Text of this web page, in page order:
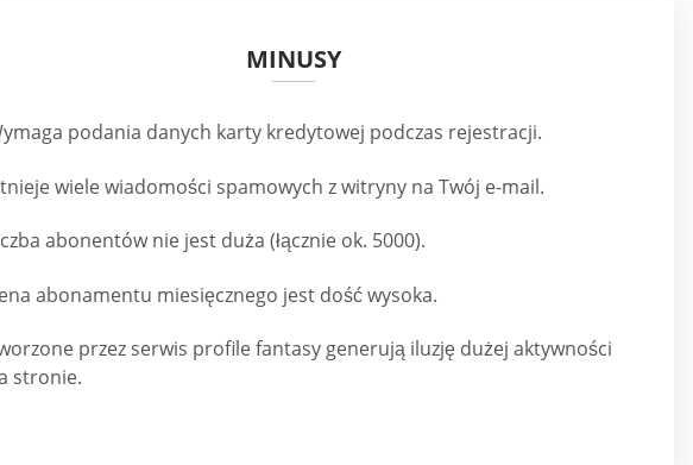
MINUSY
podania danych karty kredytowej podczas rejestracji.
wiele wiadomości spamowych z witryny na Twój e-mail.
abonentów nie jest duża (łącznie ok. 5000).
abonamentu miesięcznego jest dość wysoka.
przez serwis profile fantasy generują iluzję dużej aktywności
stronie.